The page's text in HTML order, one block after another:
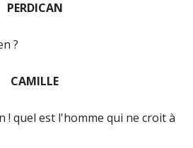
PERDICAN
?
CAMILLE
! quel est l'homme qui ne croit à